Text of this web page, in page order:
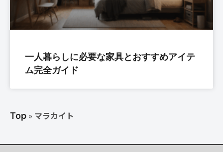
一人暮らしに必要な家具とおすすめアイテ
ム完全ガイド
Top » マラカイト